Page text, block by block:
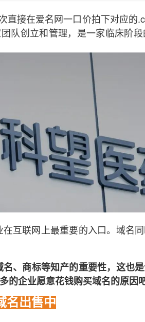
直接在爱名网一口价拍下对应的
队创立和管理，是一家临床阶
互联网上最重要的入口。域名
、商标等知产的重要性，这也
企业愿意花钱购买域名的原因吧
名出售中